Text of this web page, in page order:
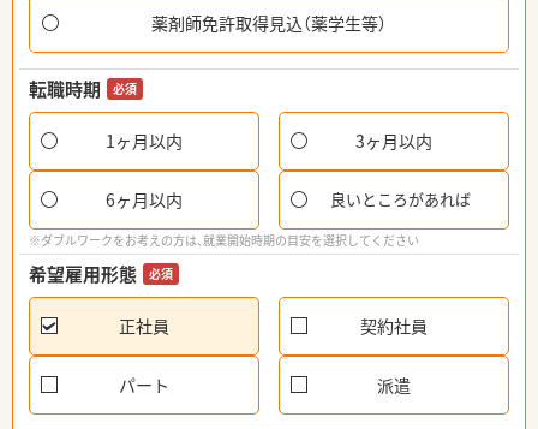
薬剤師免許取得見込（薬学生等）
転職時期 必須
1ヶ月以内 3ヶ月以内
6ヶ月以内 良いところがあれば
※ダブルワークをお考えの方は、就業開始時期の目安を選択してください
希望雇用形態 必須
正社員 契約社員
パート 派遣